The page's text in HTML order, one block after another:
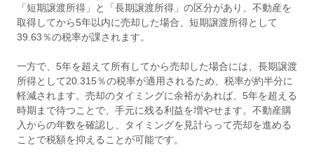
「短期譲渡所得」と「長期譲渡所得」の区分があり、不動産を
取得してから5年以内に売却した場合、短期譲渡所得として
39.63％の税率が課されます。
一方で、5年を超えて所有してから売却した場合には、長期譲渡
所得として20.315％の税率が適用されるため、税率が約半分に
軽減されます。売却のタイミングに余裕があれば、5年を超える
時期まで待つことで、手元に残る利益を増やせます。不動産購
入からの年数を確認し、タイミングを見計らって売却を進める
ことで税額を抑えることが可能です。